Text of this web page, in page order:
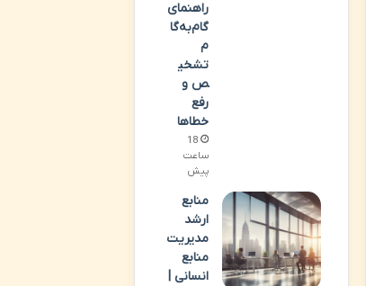
راهنمای
گام‌به‌گا
م
تشخی
ص و
رفع
خطاها
18
ساعت
پیش
منابع
ارشد
مدیریت
منابع
انسانی |